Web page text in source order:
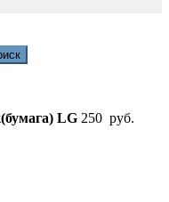
LG 250 руб.